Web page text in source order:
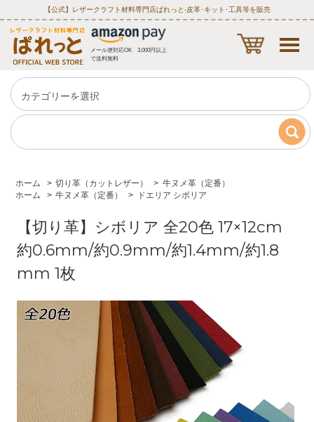
【公式】レザークラフト材料専門店ぱれっと‐皮革･キット･工具等を販売
メール便対応OK 3,000円以上
で送料無料
ホーム > 切り革（カットレザー） > 牛ヌメ革（定番）
ホーム
> 牛ヌメ革（定番） > ドエリア シボリア
【切り革】シボリア 全20色 17×12cm
約0.6mm/約0.9mm/約1.4mm/約1.8
mm 1枚